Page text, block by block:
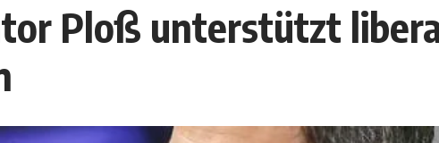
Ploß unterstützt